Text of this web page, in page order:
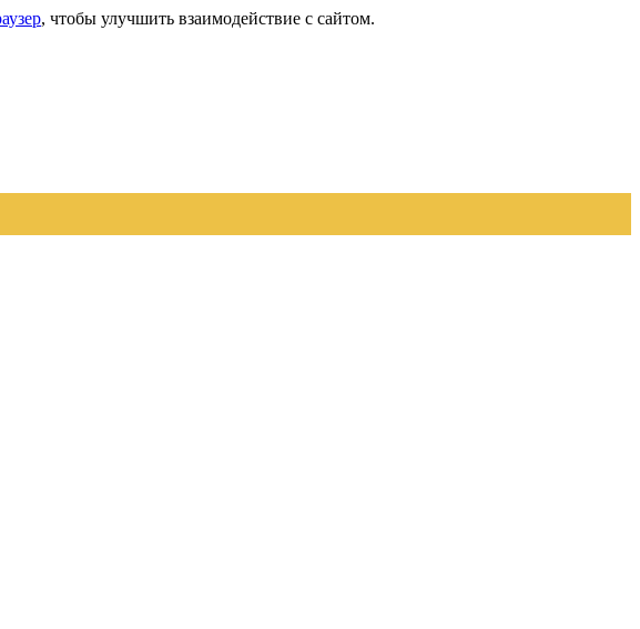
, чтобы улучшить взаимодействие с сайтом.